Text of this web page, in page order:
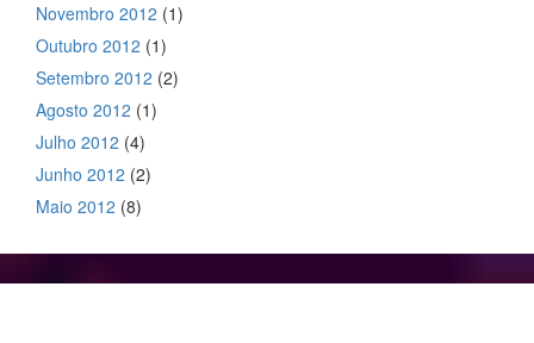
Novembro 2012 (1)
Outubro 2012 (1)
Setembro 2012 (2)
Agosto 2012 (1)
Julho 2012 (4)
Junho 2012 (2)
Maio 2012 (8)